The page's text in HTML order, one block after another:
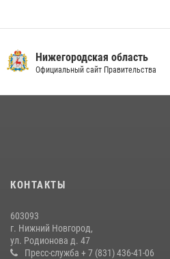
Суперкубка России в Нижнем Новгороде
20 июля 2026, 13:55 2
28 июля 2026, 15:39
более 600 раз по сигналу «тревога»
20 июля 2026, 12:26
Нижегородская область
Официальный сайт Правительства
КОНТАКТЫ
603093
г. Нижний Новгород,
ул. Родионова д. 47
Пресс-служба + 7 (831) 436-41-06